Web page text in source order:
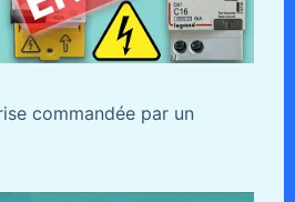
commandée par un